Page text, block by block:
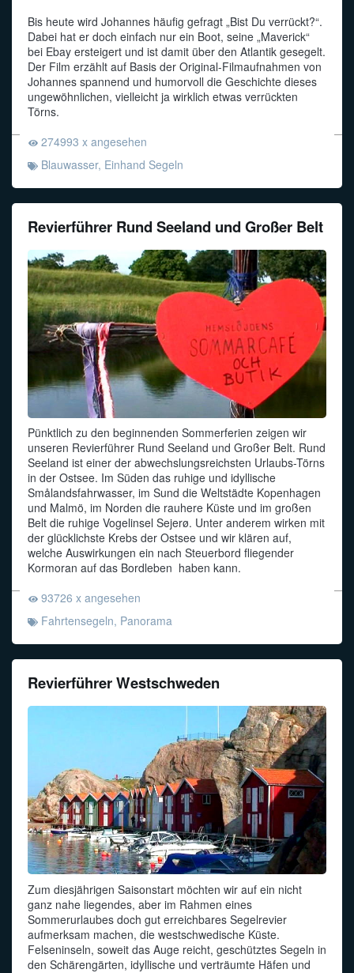
Bis heute wird Johannes häufig gefragt „Bist Du verrückt?“.
Dabei hat er doch einfach nur ein Boot, seine „Maverick“
bei Ebay ersteigert und ist damit über den Atlantik gesegelt.
Der Film erzählt auf Basis der Original-Filmaufnahmen von
Johannes spannend und humorvoll die Geschichte dieses
ungewöhnlichen, vielleicht ja wirklich etwas verrückten
Törns.
274993 x angesehen
Blauwasser, Einhand Segeln
Revierführer Rund Seeland und Großer Belt
Pünktlich zu den beginnenden Sommerferien zeigen wir
unseren Revierführer Rund Seeland und Großer Belt. Rund
Seeland ist einer der abwechslungsreichsten Urlaubs-Törns
in der Ostsee. Im Süden das ruhige und idyllische
Smålandsfahrwasser, im Sund die Weltstädte Kopenhagen
und Malmö, im Norden die rauhere Küste und im großen
Belt die ruhige Vogelinsel Sejerø. Unter anderem wirken mit
der glücklichste Krebs der Ostsee und wir klären auf,
welche Auswirkungen ein nach Steuerbord fliegender
Kormoran auf das Bordleben haben kann.
93726 x angesehen
Fahrtensegeln, Panorama
Revierführer Westschweden
Zum diesjährigen Saisonstart möchten wir auf ein nicht
ganz nahe liegendes, aber im Rahmen eines
Sommerurlaubes doch gut erreichbares Segelrevier
aufmerksam machen, die westschwedische Küste.
Felseninseln, soweit das Auge reicht, geschütztes Segeln in
den Schärengärten, idyllische und verträumte Häfen und